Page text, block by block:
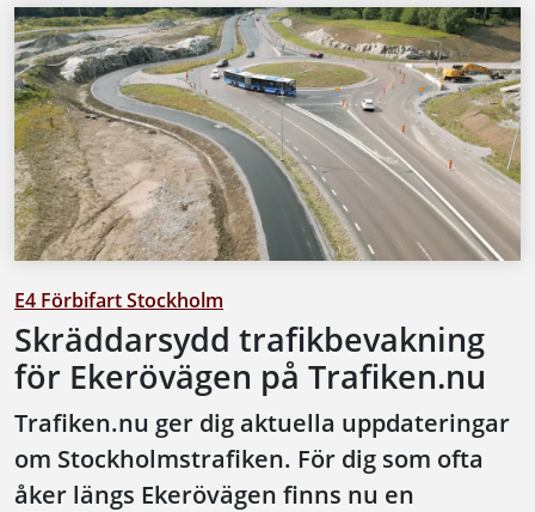
E4 Förbifart Stockholm
Skräddarsydd trafikbevakning
för Ekerövägen på Trafiken.nu
Trafiken.nu ger dig aktuella uppdateringar
om Stockholmstrafiken. För dig som ofta
åker längs Ekerövägen finns nu en